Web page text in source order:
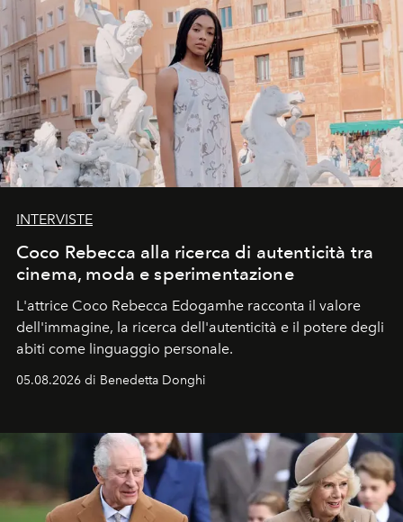
INTERVISTE
Coco Rebecca alla ricerca di autenticità tra
cinema, moda e sperimentazione
L'attrice Coco Rebecca Edogamhe racconta il valore
dell'immagine, la ricerca dell'autenticità e il potere degli
abiti come linguaggio personale.
05.08.2026 di Benedetta Donghi